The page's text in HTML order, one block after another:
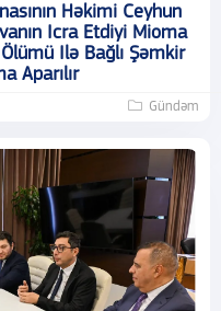
Həkimi Ceyhun
Icra Etdiyi Mioma
Ilə Bağlı Şəmkir
Aparılır
Gündəm